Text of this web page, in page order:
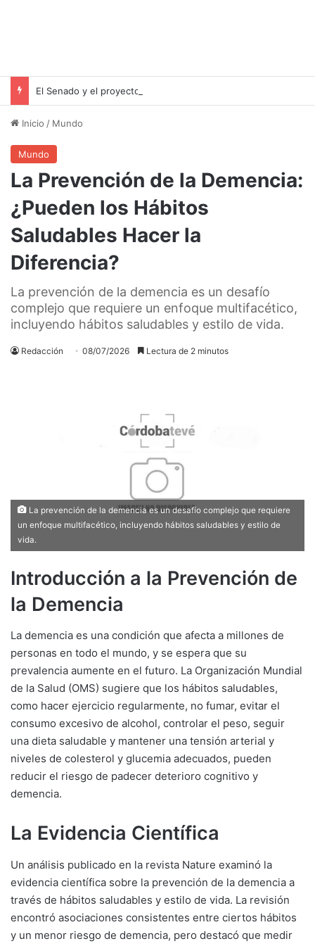
Inicio / Mundo
Mundo
La Prevención de la Demencia:
¿Pueden los Hábitos
Saludables Hacer la
Diferencia?
La prevención de la demencia es un desafío
complejo que requiere un enfoque multifacético,
incluyendo hábitos saludables y estilo de vida.
Redacción 08/07/2026 Lectura de 2 minutos
La prevención de la demencia es un desafío complejo que requiere
un enfoque multifacético, incluyendo hábitos saludables y estilo de
vida.
Introducción a la Prevención de
la Demencia
La demencia es una condición que afecta a millones de
personas en todo el mundo, y se espera que su
prevalencia aumente en el futuro. La Organización Mundial
de la Salud (OMS) sugiere que los hábitos saludables,
como hacer ejercicio regularmente, no fumar, evitar el
consumo excesivo de alcohol, controlar el peso, seguir
una dieta saludable y mantener una tensión arterial y
niveles de colesterol y glucemia adecuados, pueden
reducir el riesgo de padecer deterioro cognitivo y
demencia.
La Evidencia Científica
Un análisis publicado en la revista Nature examinó la
evidencia científica sobre la prevención de la demencia a
través de hábitos saludables y estilo de vida. La revisión
encontró asociaciones consistentes entre ciertos hábitos
y un menor riesgo de demencia, pero destacó que medir